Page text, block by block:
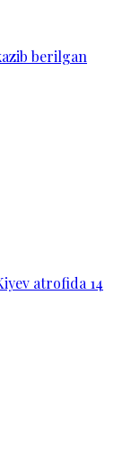
berilgan
atrofida 14